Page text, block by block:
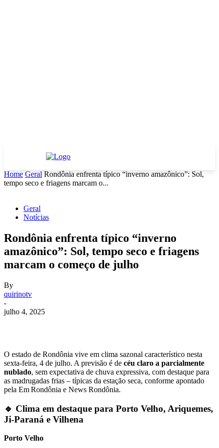
Home Geral Rondônia enfrenta típico “inverno amazônico”: Sol,
tempo seco e friagens marcam o...
Geral
Notícias
Rondônia enfrenta típico “inverno
amazônico”: Sol, tempo seco e friagens
marcam o começo de julho
By
quirinotv
-
julho 4, 2025
O estado de Rondônia vive em clima sazonal característico nesta
sexta-feira, 4 de julho. A previsão é de céu claro a parcialmente
nublado, sem expectativa de chuva expressiva, com destaque para
as madrugadas frias – típicas da estação seca, conforme apontado
pela Em Rondônia e News Rondônia.
🔹 Clima em destaque para Porto Velho, Ariquemes,
Ji-Paraná e Vilhena
Porto Velho